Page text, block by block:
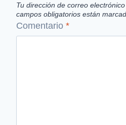
Tu dirección de correo
campos obligatorios están
Comentario *